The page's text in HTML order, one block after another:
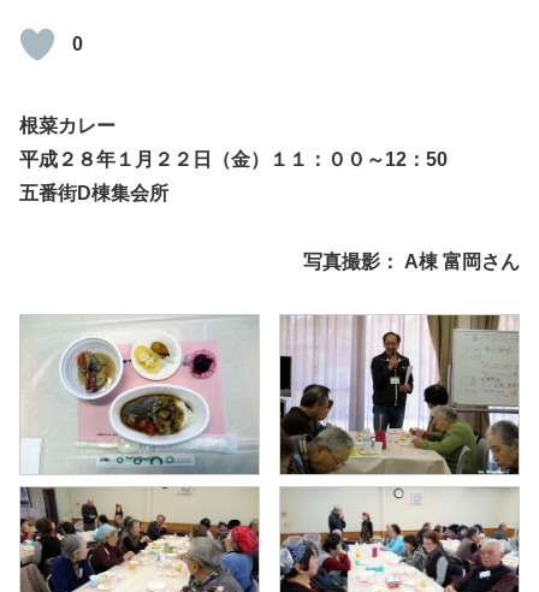
0
根菜カレー
平成２８年１月２２日（金）１１：００～12：50
五番街D棟集会所
写真撮影： A棟 富岡さん